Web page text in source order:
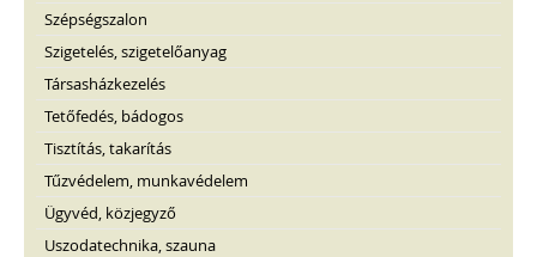
Szépségszalon
Szigetelés, szigetelőanyag
Társasházkezelés
Tetőfedés, bádogos
Tisztítás, takarítás
Tűzvédelem, munkavédelem
Ügyvéd, közjegyző
Uszodatechnika, szauna